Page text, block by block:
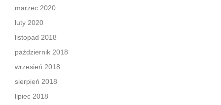
marzec 2020
luty 2020
listopad 2018
październik 2018
wrzesień 2018
sierpień 2018
lipiec 2018